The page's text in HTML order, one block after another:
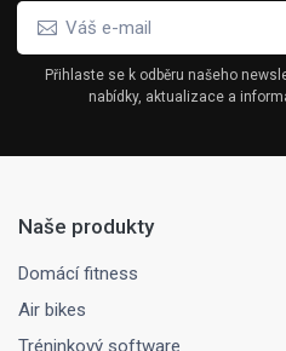
Přihlaste se k odběru našeho
nabídky, aktualizace a
Naše produkty
Domácí fitness
Air bikes
Tréninkový software